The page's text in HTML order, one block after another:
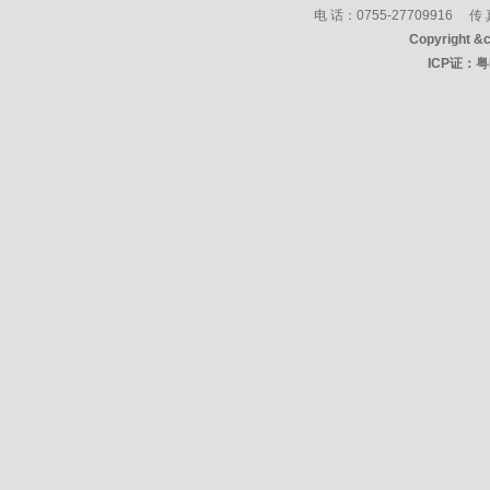
电 话：0755-27709916 传
Copyright
ICP证：